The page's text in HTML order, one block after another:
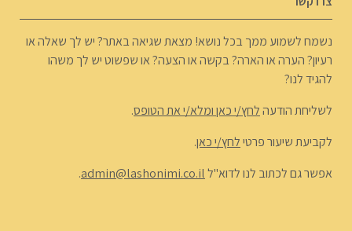
נשמח לשמוע ממך בכל נושא! מצאת שגיאה באתר? יש לך שאלה או
רעיון? הערה או הארה? בקשה או הצעה? או שפשוט יש לך משהו
להגיד לנו?
לשליחת הודעהלחץ/י כאן ומלא/י את הטופס.
לקביעת שיעור פרטילחץ/י כאן.
אפשר גם לכתוב לנו לדוא"לadmin@lashonimi.co.il
.